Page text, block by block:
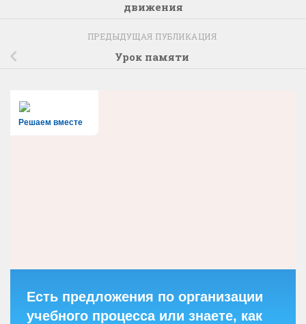
движения
ПРЕДЫДУЩАЯ ПУБЛИКАЦИЯ
Урок памяти
Решаем вместе
Есть предложения по организации
учебного процесса или знаете, как